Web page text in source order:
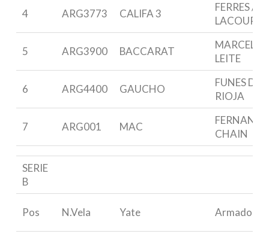
4 ARG3773 CALIFA 3
FERRES /
LACOUR
5 ARG3900 BACCARAT
MARCELO
LEITE
6 ARG4400 GAUCHO
FUNES DE
RIOJA
7 ARG001 MAC
CHAIN
SERIE
B
Pos N.Vela Yate Armador